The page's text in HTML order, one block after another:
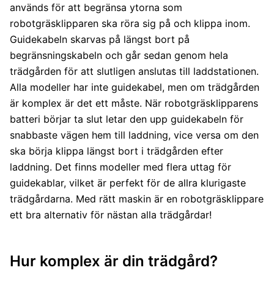
används för att begränsa ytorna som
robotgräsklipparen ska röra sig på och klippa inom.
Guidekabeln skarvas på längst bort på
begränsningskabeln och går sedan genom hela
trädgården för att slutligen anslutas till laddstationen.
Alla modeller har inte guidekabel, men om trädgården
är komplex är det ett måste. När robotgräsklipparens
batteri börjar ta slut letar den upp guidekabeln för
snabbaste vägen hem till laddning, vice versa om den
ska börja klippa längst bort i trädgården efter
laddning. Det finns modeller med flera uttag för
guidekablar, vilket är perfekt för de allra klurigaste
trädgårdarna. Med rätt maskin är en robotgräsklippare
ett bra alternativ för nästan alla trädgårdar!
Hur komplex är din trädgård?